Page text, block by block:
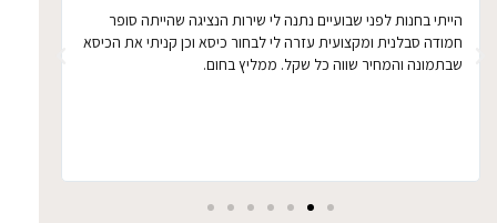
הייתי בחנות לפני שבועיים נתנה לי שירות הנציגה שהייתה סופר
חמודה סבלנית ומקצועית עזרה לי לבחור כיסא וכן קניתי את הכיסא
שבתמונה והמחיר שווה כל שקל. ממליץ בחום.